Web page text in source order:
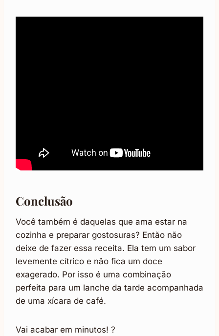
Conclusão
Você também é daquelas que ama estar na
cozinha e preparar gostosuras? Então não
deixe de fazer essa receita. Ela tem um sabor
levemente cítrico e não fica um doce
exagerado. Por isso é uma combinação
perfeita para um lanche da tarde acompanhada
de uma xícara de café.
Vai acabar em minutos! ?